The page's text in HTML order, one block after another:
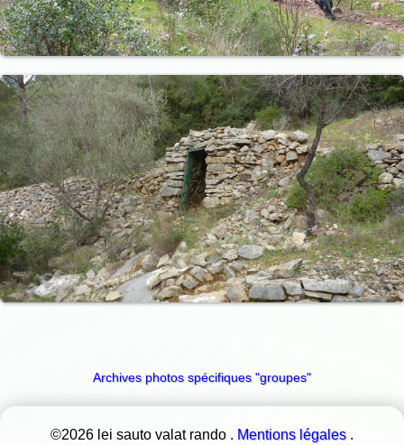
Archives photos spécifiques "groupes"
©2026 lei sauto valat rando . Mentions légales.